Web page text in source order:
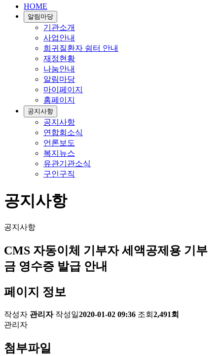
HOME
알림마당
기관소개
사업안내
희귀질환자 쉼터 안내
재정현황
나눔안내
알림마당
마이페이지
홈페이지
공지사항
공지사항
연합회소식
언론보도
복지뉴스
유관기관소식
구인구직
공지사항
공지사항
CMS 자동이체 기부자 세액공제용 기부
금 영수증 발급 안내
페이지 정보
작성자 관리자 작성일2020-01-02 09:36 조회 2,491회
관리자
첨부파일